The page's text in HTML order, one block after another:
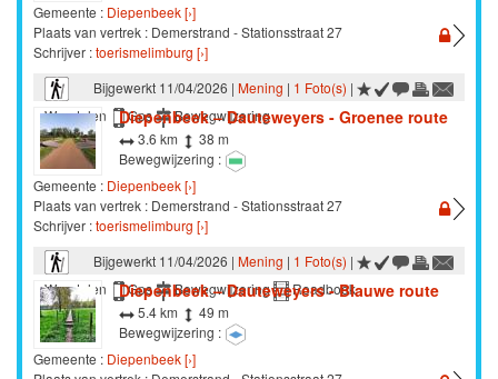
Gemeente : Diepenbeek [›]
Plaats van vertrek : Demerstrand - Stationsstraat 27
Schrijver :toerismelimburg [›]
Bijgewerkt 11/04/2026 | Mening | 1 Foto(s) |
Wandelen
Gps Bewegwijzering
Diepenbeek – Dauteweyers - Groenee route
3.6 km
38 m
Bewegwijzering :
Gemeente : Diepenbeek [›]
Plaats van vertrek : Demerstrand - Stationsstraat 27
Schrijver :toerismelimburg [›]
Bijgewerkt 11/04/2026 | Mening | 1 Foto(s) |
Wandelen
Gps Bewegwijzering Roadbook
Diepenbeek – Dauteweyers - Blauwe route
5.4 km
49 m
Bewegwijzering :
Gemeente : Diepenbeek [›]